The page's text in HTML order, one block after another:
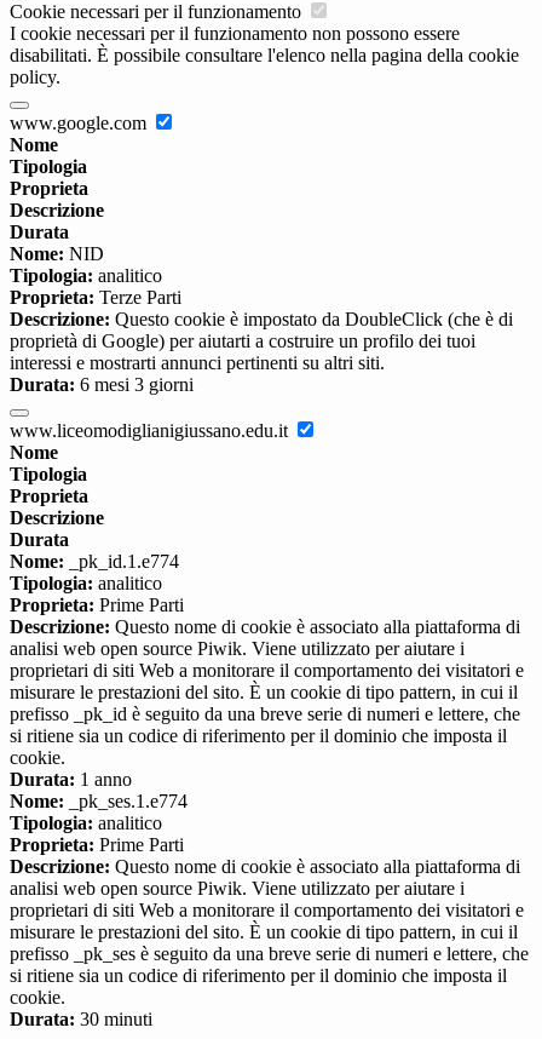
Cookie necessari per il funzionamento
I cookie necessari per il funzionamento non possono essere
disabilitati. È possibile consultare l'elenco nella pagina della cookie
policy.
www.google.com
Nome
Tipologia
Proprieta
Descrizione
Durata
Nome: NID
Tipologia: analitico
Proprieta: Terze Parti
Descrizione: Questo cookie è impostato da DoubleClick (che è di
proprietà di Google) per aiutarti a costruire un profilo dei tuoi
interessi e mostrarti annunci pertinenti su altri siti.
Durata: 6 mesi 3 giorni
www.liceomodiglianigiussano.edu.it
Nome
Tipologia
Proprieta
Descrizione
Durata
Nome: _pk_id.1.e774
Tipologia: analitico
Proprieta: Prime Parti
Descrizione: Questo nome di cookie è associato alla piattaforma di
analisi web open source Piwik. Viene utilizzato per aiutare i
proprietari di siti Web a monitorare il comportamento dei visitatori e
misurare le prestazioni del sito. È un cookie di tipo pattern, in cui il
prefisso _pk_id è seguito da una breve serie di numeri e lettere, che
si ritiene sia un codice di riferimento per il dominio che imposta il
cookie.
Durata: 1 anno
Nome: _pk_ses.1.e774
Tipologia: analitico
Proprieta: Prime Parti
Descrizione: Questo nome di cookie è associato alla piattaforma di
analisi web open source Piwik. Viene utilizzato per aiutare i
proprietari di siti Web a monitorare il comportamento dei visitatori e
misurare le prestazioni del sito. È un cookie di tipo pattern, in cui il
prefisso _pk_ses è seguito da una breve serie di numeri e lettere, che
si ritiene sia un codice di riferimento per il dominio che imposta il
cookie.
Durata: 30 minuti